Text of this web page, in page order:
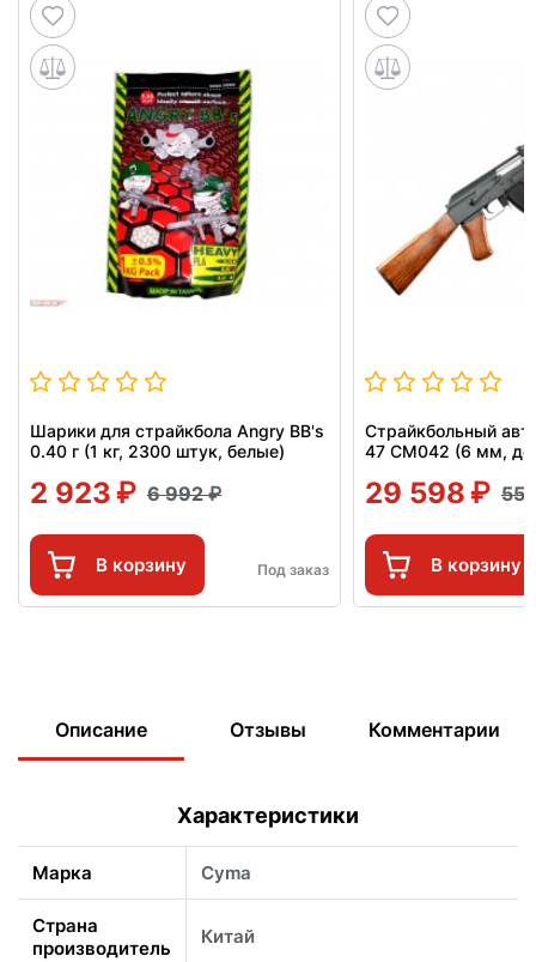
Шарики для страйкбола Angry BB's
0.40 г (1 кг, 2300 штук, белые)
2 923 6 992
В корзину Под заказ
Страйкбольный
47 CM042 (6 мм,
29 598 55
В корзину
Описание Отзывы Комментарии
Характеристики
Марка Cyma
Страна
производитель
Китай